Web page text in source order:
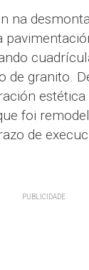
na
de granito.
foi
de